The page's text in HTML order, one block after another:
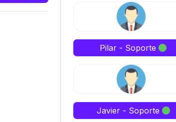
Pilar - Soporte
Javier - Soporte